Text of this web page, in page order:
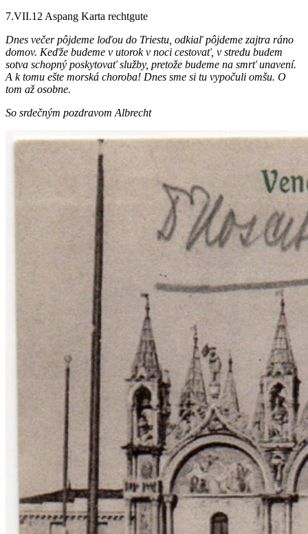
7.VII.12 Aspang Karta rechtgute
Dnes večer pôjdeme loďou do Triestu, odkiaľ pôjdeme zajtra ráno
domov. Keďže budeme v utorok v noci cestovať, v stredu budem
sotva schopný poskytovať služby, pretože budeme na smrť unavení.
A k tomu ešte morská choroba! Dnes sme si tu vypočuli omšu. O
tom až osobne.
So srdečným pozdravom Albrecht